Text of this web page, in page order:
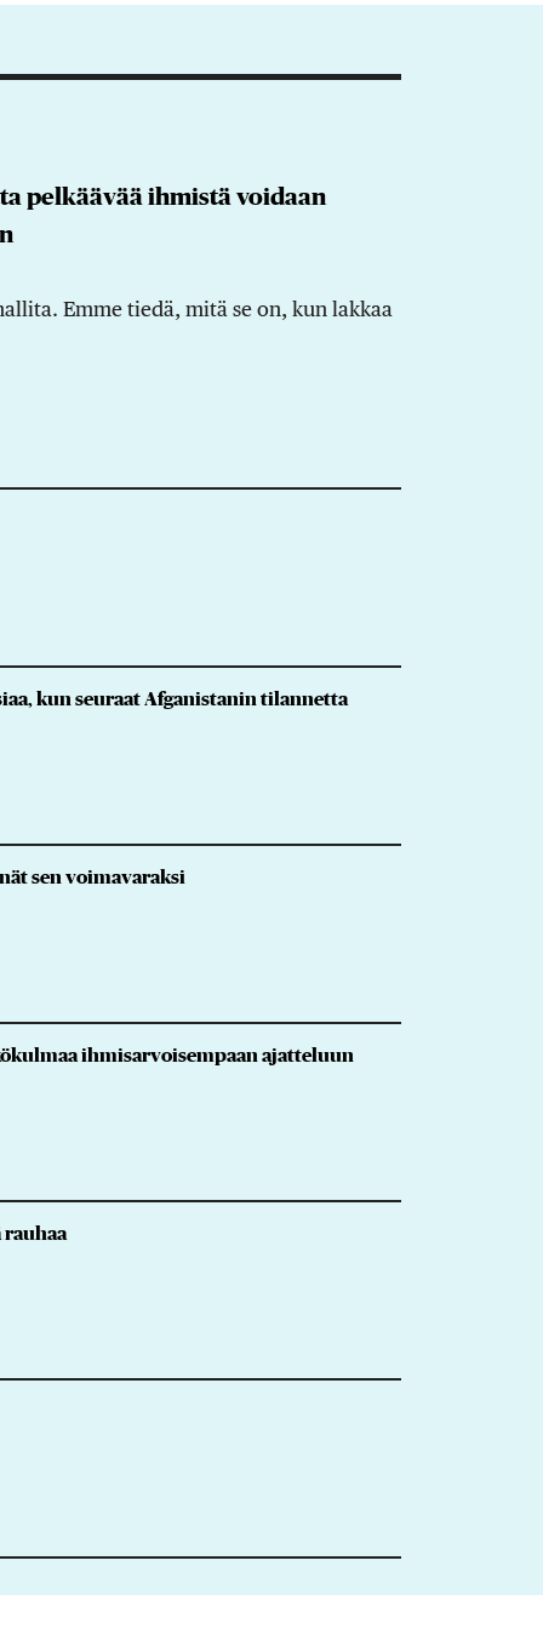
pelkäävää ihmistä voidaan
Emme tiedä, mitä se on, kun lakkaa
kun seuraat Afganistanin tilannetta
sen voimavaraksi
ihmisarvoisempaan ajatteluun
rauhaa